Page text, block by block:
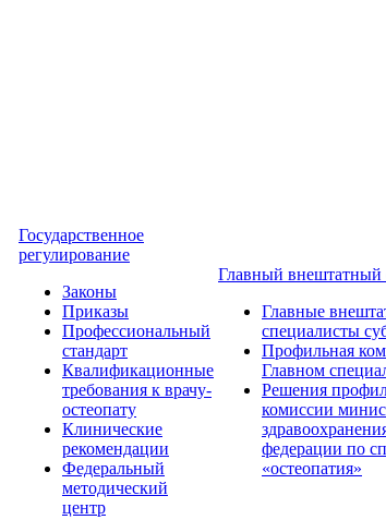
Государственное
регулирование
Законы
Приказы
Профессиональный
стандарт
Квалификационные
требования к врачу-
остеопату
Клинические
рекомендации
Федеральный
методический
центр
Главный внештатный
Главные
специалисты
Профильная
Главном
Решения
комиссии
федерации по
«остеопатия»